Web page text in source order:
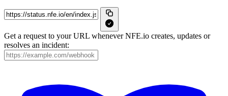
Get a request to your URL whenever NFE.io creates, updates or
resolves an incident: